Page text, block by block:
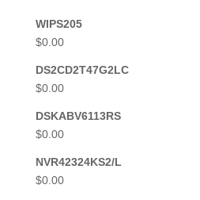
WIPS205
$0.00
DS2CD2T47G2LC
$0.00
DSKABV6113RS
$0.00
NVR42324KS2/L
$0.00